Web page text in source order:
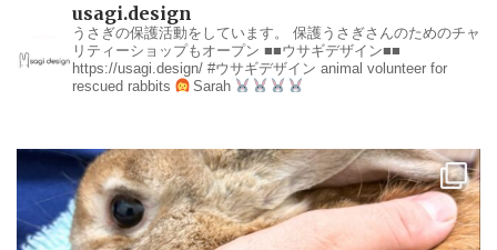
usagi.design
うさぎの保護活動をしています。
保護うさぎさんのためのチャ
リティーショップもオープン ■■ウサギデザイン■■
https://usagi.design/ #ウサギデザイン animal volunteer for
rescued rabbits
Sarah